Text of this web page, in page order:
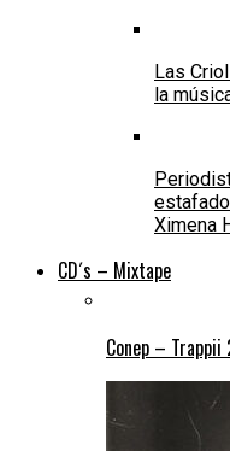
Las
la
Ximena
CD´s – Mixtape
Conep –